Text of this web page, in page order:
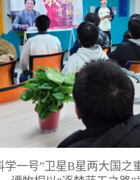
学一号”卫星B星两大国